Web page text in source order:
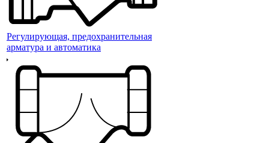
Регулирующая, предохранительная
арматура и автоматика